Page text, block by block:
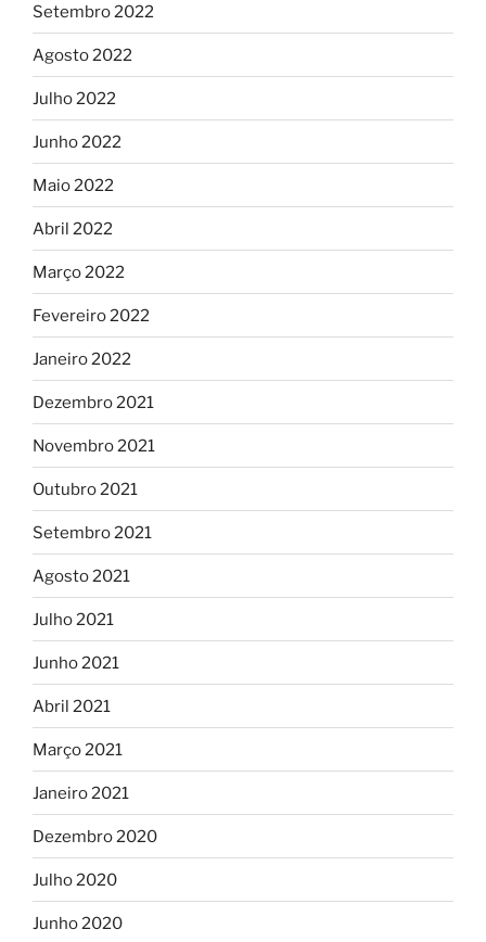
Setembro 2022
Agosto 2022
Julho 2022
Junho 2022
Maio 2022
Abril 2022
Março 2022
Fevereiro 2022
Janeiro 2022
Dezembro 2021
Novembro 2021
Outubro 2021
Setembro 2021
Agosto 2021
Julho 2021
Junho 2021
Abril 2021
Março 2021
Janeiro 2021
Dezembro 2020
Julho 2020
Junho 2020